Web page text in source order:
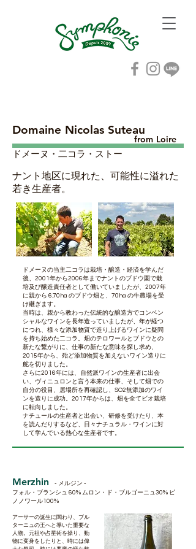
Domaine Nicolas Suteau
from Loire​
​ドメーヌ・二コラ・ストー
​ナント地区に現れた、可能性に溢れた
若き生産者。
ドメーヌの当主二コラは栽培・醸造・経済を学んだ
後、2001年から2006年までナントのブドウ園で栽
培及び醸造責任者として働いていましたが、2007年
に親から 6.70ha のブドウ畑と、70ha の牛農場を受
け継ぎます。
当時は、親から教わった伝統的な醸造方でコンベン
シャルなワインを長年造っていましたが、年が経つ
につれ、様々な添加物質で造り上げるワインに疑問
を持ち始めた二コラ。畑のテロワールとブドウとの
新たな繋がりに、仕事の新たな意味を探し求め、
2015年から、殆ど添加物質を加えないワイン造りに
舵を切りました。
さらに2016年には、自然派ワインの生産者に出会
い、ヴィニュロンと言う本来の仕事、そして畑での
自分の役目、居場所を再確認し、SO2無添加のワイ
ンを造りに成功。2017年からは、畑を全てビオ栽培
に転向しました。
ナチュールの生産者と出会い、研修を受けたり、本
を読んだりするなど、日々ナチュラル・ワインに対
して学んでいる熱心な生産者です。
Merzhin
- メルジン -
フォル・ブランシュ 60% ムロン・ド・ブルゴーニュ30% ピ
ノノワール100%
アーサーの誕生に関わり、ブル
ターニュの王へと導いた重要な
人物。元祖や占星術を操り、動
物に変身をしたりと、時には偉